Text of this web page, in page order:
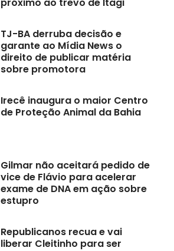
próximo ao trevo de Itagi
TJ-BA derruba decisão e
garante ao Mídia News o
direito de publicar matéria
sobre promotora
Irecê inaugura o maior Centro
de Proteção Animal da Bahia
Gilmar não aceitará pedido de
vice de Flávio para acelerar
exame de DNA em ação sobre
estupro
Republicanos recua e vai
liberar Cleitinho para ser